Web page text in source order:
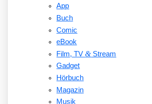
App
Buch
Comic
eBook
Film, TV&Stream
Gadget
Hörbuch
Magazin
Musik